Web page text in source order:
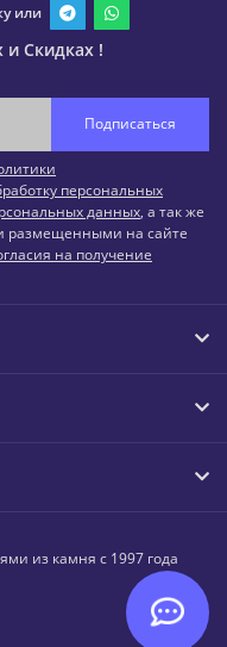
или
Скидках !
Подписаться
персональных
данных, а так же
размещенными на сайте
на получение
из камня с 1997 года